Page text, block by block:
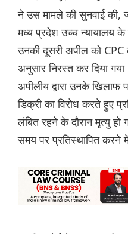
ने उस मामले की सुनवाई की,
मध्य प्रदेश उच्च न्यायालय
उनकी दूसरी अपील को
अनुसार निरस्त कर दिया
अपीलीय द्वारा उनके
डिक्री का विरोध करते हुए
लंबित रहने के दौरान मृत्यु हो
समय पर प्रतिस्थापित करने